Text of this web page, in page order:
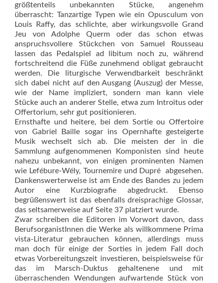
größtenteils unbekannten Stücke, angenehm
überrascht: Tanzartige Typen wie ein Opusculum von
Louis Raffy, das schlichte, aber wirkungsvolle Grand
Jeu von Adolphe Querm oder das schon etwas
anspruchsvollere Stück­chen von Samuel Rousseau
lassen das Pedalspiel ad libitum noch zu, während
fortschreitend die Füße zunehmend obligat gebraucht
werden. Die liturgische Verwendbarkeit beschränkt
sich dabei nicht auf den Ausgang (Auszug) der Messe,
wie der Name impliziert, sondern man kann viele
Stücke auch an anderer Stelle, etwa zum Introitus oder
Offertorium, sehr gut positionieren.
Ernsthafte und heitere, bei dem Sortie ou Offertoire
von Gabriel Baille sogar ins Opernhafte gesteigerte
Musik wechselt sich ab. Die meis­ten der in die
Sammlung aufgenommenen Komponisten sind heute
na­hezu unbekannt, von einigen prominenten Namen
wie Lefébure-Wély, Tournemire und Dupré abgesehen.
Dankenswerterweise ist am Ende des Bandes zu jedem
Autor eine Kurzbiografie abgedruckt. Ebenso
begrüßenswert ist das ebenfalls dreisprachige Glossar,
das seltsamerweise auf Seite 37 platziert wurde.
Zwar schreiben die Editoren im Vorwort davon, dass
Berufsorga­nis­tInnen die Werke als willkommene Prima
vista-Literatur gebrauchen können, allerdings muss
man doch für einige der Sorties in jedem Fall doch
etwas Vorbereitungszeit in­ves­­tieren, beispielsweise für
das im Marsch-Duktus gehaltenene und mit
überraschenden Wendungen auf­wartende Stück von